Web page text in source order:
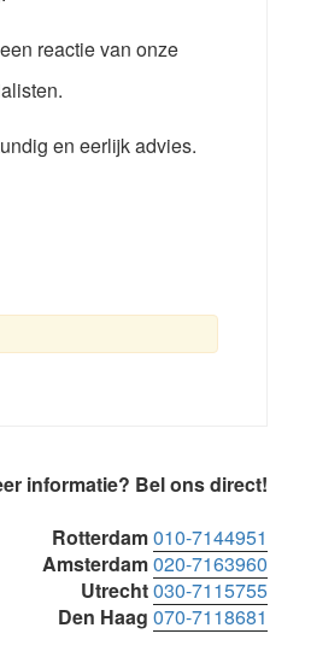
reactie van onze
en eerlijk advies.
informatie? Bel ons direct!
Rotterdam010-7144951
Amsterdam020-7163960
Utrecht030-7115755
Den Haag 070-7118681